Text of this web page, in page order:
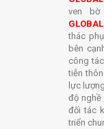
ven
thác
bên
công tác
tiễn
lực lượng
độ nghề
đối tác
triển